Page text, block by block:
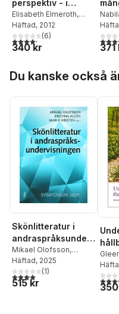
perspektiv - i
skolans
likabehandlingsarb
ete
Elisabeth Elmeroth,
Lotta Eek-Karlsson
Maria Hedlin
Lundin,Ann-Christin
Karlsudd
Häftad, 2012
4,2utav 5 stjärnor. Totalt antal
(6)
340 kr
:
nya
4,0
371
Du kanske också
Skönlitteratur i
andraspråksunderv
isningen
Symposium 2025
Mikael Olofsson,
Kristina Aldén
Wiksten
Häftad, 2025
4,0utav 5 stjärnor. Totalt antal
(1)
515 kr
För
5,0